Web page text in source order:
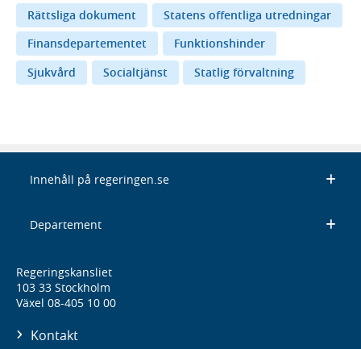
Rättsliga dokument
Statens offentliga utredningar
Finansdepartementet
Funktionshinder
Sjukvård
Socialtjänst Statlig förvaltning
Innehåll på regeringen.se
Departement
Regeringskansliet
103 33 Stockholm
Växel 08-405 10 00
Kontakt